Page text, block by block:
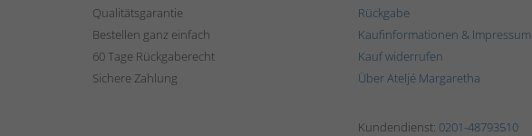
Qualitätsgarantie
Bestellen ganz einfach
60 Tage Rückgaberecht
Sichere Zahlung
Rückgabe
Kaufinformationen & Impressum
Kauf widerrufen
Über Ateljé Margaretha
Kundendienst: 0201-48793510